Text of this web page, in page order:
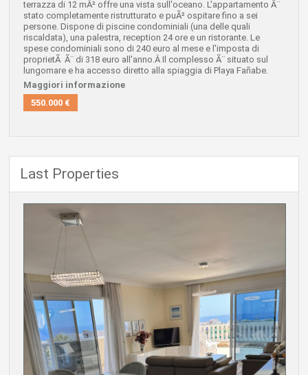
terrazza di 12 mÂ² offre una vista sull'oceano. L'appartamento Ã¨
stato completamente ristrutturato e puÃ² ospitare fino a sei
persone. Dispone di piscine condominiali (una delle quali
riscaldata), una palestra, reception 24 ore e un ristorante. Le
spese condominiali sono di 240 euro al mese e l'imposta di
proprietÃ Ã¨ di 318 euro all'anno.Â Il complesso Ã¨ situato sul
lungomare e ha accesso diretto alla spiaggia di Playa Fañabe.
Maggiori informazione
550.000 €
Last Properties